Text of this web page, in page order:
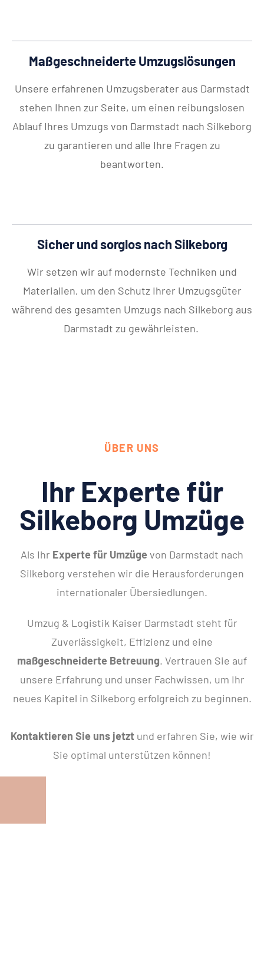
Maßgeschneiderte Umzugslösungen
Unsere erfahrenen Umzugsberater aus Darmstadt
stehen Ihnen zur Seite, um einen reibungslosen
Ablauf Ihres Umzugs von Darmstadt nach Silkeborg
zu garantieren und alle Ihre Fragen zu
beantworten.
Sicher und sorglos nach Silkeborg
Wir setzen wir auf modernste Techniken und
Materialien, um den Schutz Ihrer Umzugsgüter
während des gesamten Umzugs nach Silkeborg aus
Darmstadt zu gewährleisten.
ÜBER UNS
Ihr Experte für
Silkeborg Umzüge
Als Ihr Experte für Umzüge von Darmstadt nach
Silkeborg verstehen wir die Herausforderungen
internationaler Übersiedlungen.
Umzug & Logistik Kaiser Darmstadt steht für
Zuverlässigkeit, Effizienz und eine
maßgeschneiderte Betreuung. Vertrauen Sie auf
unsere Erfahrung und unser Fachwissen, um Ihr
neues Kapitel in Silkeborg erfolgreich zu beginnen.
Kontaktieren Sie uns jetztund erfahren Sie, wie wir
Sie optimal unterstützen können!